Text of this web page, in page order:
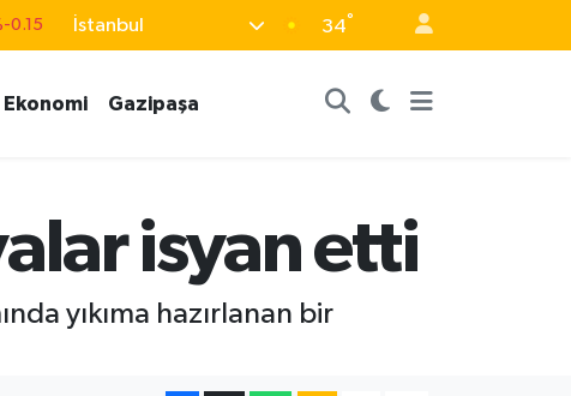
0.15
%0.32
%-14
İstanbul 34°
Ekonomi Gazipaşa
isyan etti
yıkıma hazırlanan bir